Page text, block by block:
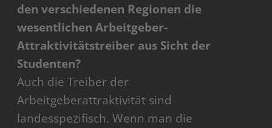
den verschiedenen Regionen die
wesentlichen Arbeitgeber-
Attraktivitätstreiber aus Sicht der
Studenten?
Auch die Treiber der
Arbeitgeberattraktivität sind
landesspezifisch. Wenn man die